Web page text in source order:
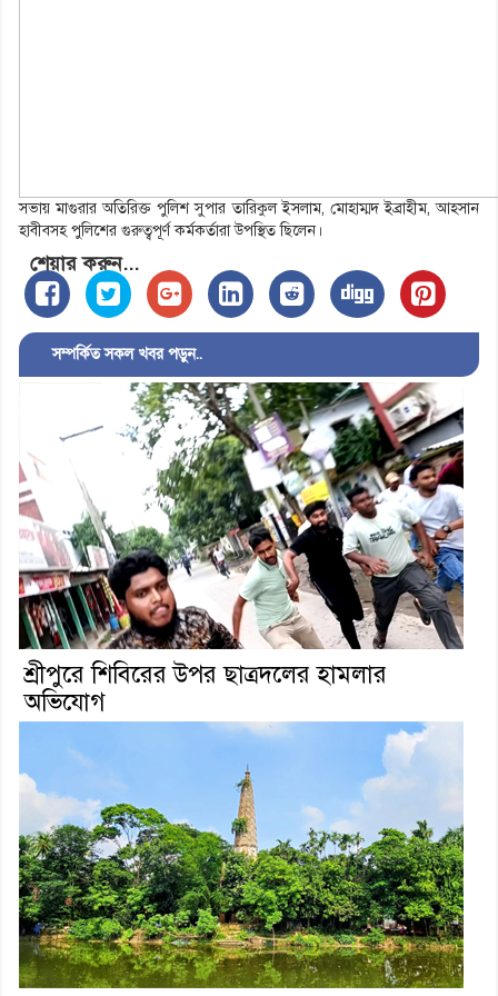
সভায় মাগুরার অতিরিক্ত পুলিশ সুপার তারিকুল ইসলাম, মোহাম্মদ ইব্রাহীম, আহসান
হাবীবসহ পুলিশের গুরুত্বপূর্ণ কর্মকর্তারা উপস্থিত ছিলেন।
শেয়ার করুন...
সম্পর্কিত সকল খবর পড়ুন..
শ্রীপুরে শিবিরের উপর ছাত্রদলের হামলার
অভিযোগ